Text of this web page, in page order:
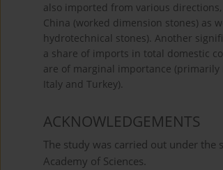
also imported from various
China (worked dimension stones) as
hydrotechnical stones). Another
a share of imports in total domestic
are of marginal importance
Italy and Turkey).
ACKNOWLEDGEMENTS
The study was carried out under the
Academy of Sciences.